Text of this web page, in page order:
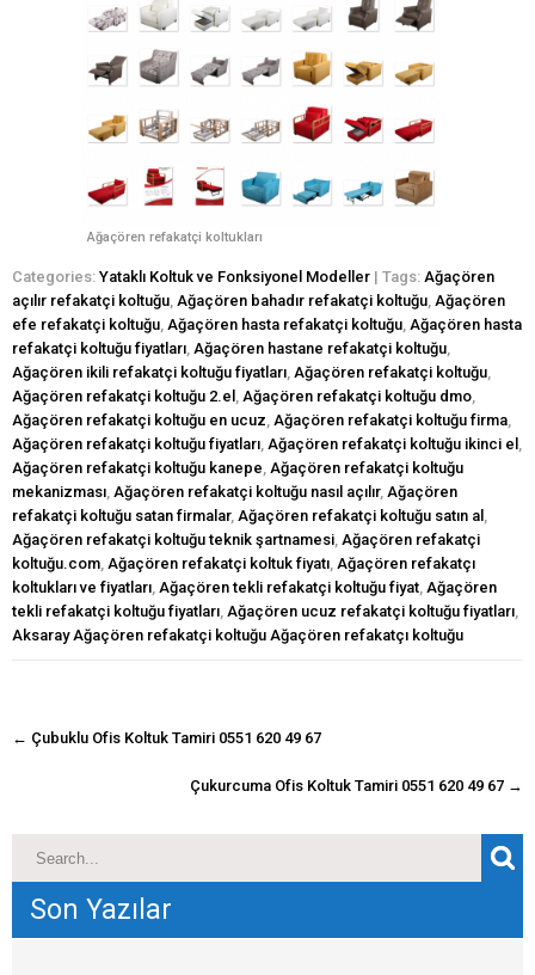
Ağaçören refakatçi koltukları
Categories: Yataklı Koltuk ve Fonksiyonel Modeller | Tags: Ağaçören
açılır refakatçi koltuğu, Ağaçören bahadır refakatçi koltuğu, Ağaçören
efe refakatçi koltuğu, Ağaçören hasta refakatçi koltuğu, Ağaçören hasta
refakatçi koltuğu fiyatları, Ağaçören hastane refakatçi koltuğu,
Ağaçören ikili refakatçi koltuğu fiyatları, Ağaçören refakatçi koltuğu,
Ağaçören refakatçi koltuğu 2.el , Ağaçören refakatçi koltuğu dmo,
Ağaçören refakatçi koltuğu en ucuz, Ağaçören refakatçi koltuğu firma,
Ağaçören refakatçi koltuğu fiyatları, Ağaçören refakatçi koltuğu ikinci el ,
Ağaçören refakatçi koltuğu kanepe, Ağaçören refakatçi koltuğu
mekanizması, Ağaçören refakatçi koltuğu nasıl açılır, Ağaçören
refakatçi koltuğu satan firmalar, Ağaçören refakatçi koltuğu satın al ,
Ağaçören refakatçi koltuğu teknik şartnamesi, Ağaçören refakatçi
koltuğu.com, Ağaçören refakatçi koltuk fiyatı, Ağaçören refakatçı
koltukları ve fiyatları, Ağaçören tekli refakatçi koltuğu fiyat, Ağaçören
tekli refakatçi koltuğu fiyatları, Ağaçören ucuz refakatçi koltuğu fiyatları,
Aksaray Ağaçören refakatçi koltuğu Ağaçören refakatçı koltuğu
navigasyon
← Çubuklu Ofis Koltuk Tamiri 0551 620 49 67
Çukurcuma Ofis Koltuk Tamiri 0551 620 49 67 →
Son Yazılar